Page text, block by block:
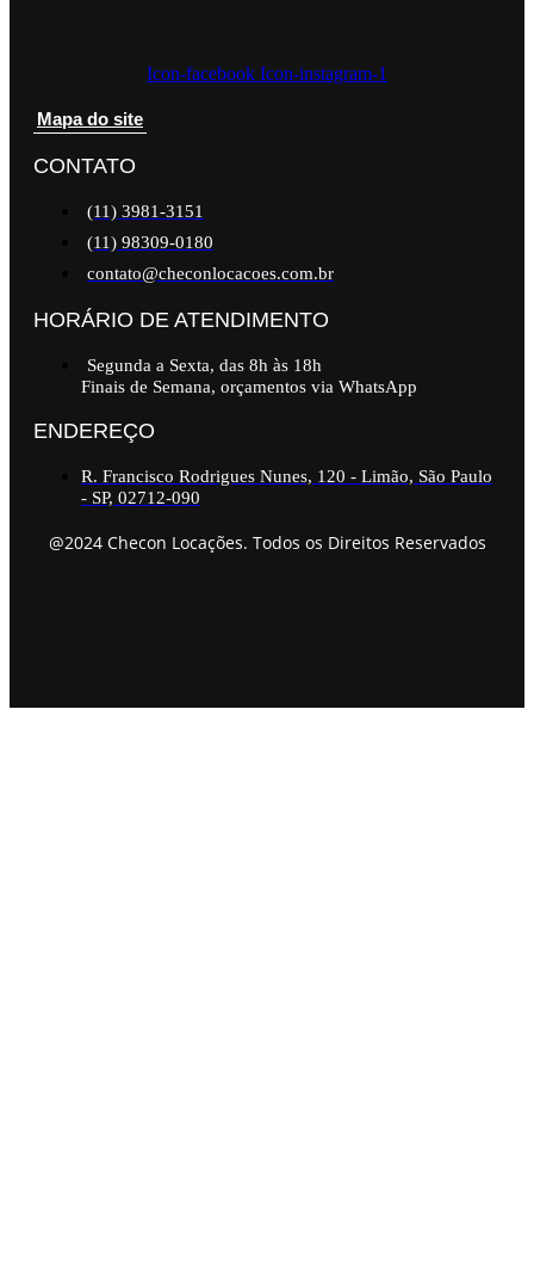
Icon-facebook Icon-instagram-1
Mapa do site
CONTATO
(11) 3981-3151
(11) 98309-0180
contato@checonlocacoes.com.br
HORÁRIO DE ATENDIMENTO
Segunda a Sexta, das 8h às 18h
Finais de Semana, orçamentos via WhatsApp
ENDEREÇO
R. Francisco Rodrigues Nunes, 120 - Limão, São Paulo
- SP, 02712-090
@2024 Checon Locações. Todos os Direitos Reservados